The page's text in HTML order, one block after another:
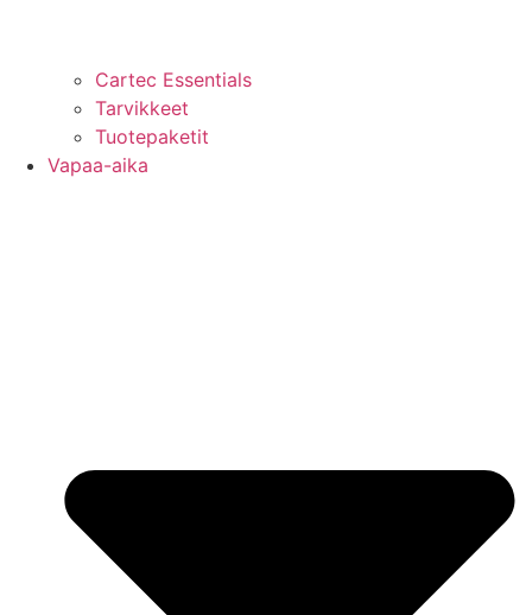
Cartec Essentials
Tarvikkeet
Tuotepaketit
Vapaa-aika